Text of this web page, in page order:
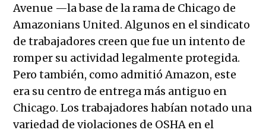
Avenue —la base de la rama de Chicago de
Amazonians United. Algunos en el sindicato
de trabajadores creen que fue un intento de
romper su actividad legalmente protegida.
Pero también, como admitió Amazon, este
era su centro de entrega más antiguo en
Chicago. Los trabajadores habían notado una
variedad de violaciones de OSHA en el